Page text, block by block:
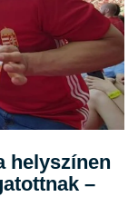
helyszínen
–